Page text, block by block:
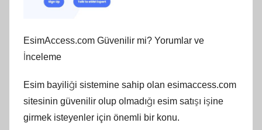
EsimAccess.com Güvenilir mi? Yorumlar ve
İnceleme
Esim bayiliği sistemine sahip olan esimaccess.com
sitesinin güvenilir olup olmadığı esim satışı işine
girmek isteyenler için önemli bir konu.